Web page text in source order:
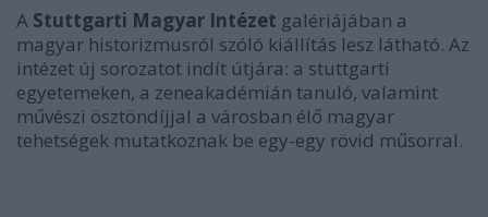
A Stuttgarti Magyar Intézet galériájában a
magyar historizmusról szóló kiállítás lesz látható. Az
intézet új sorozatot indít útjára: a stuttgarti
egyetemeken, a zeneakadémián tanuló, valamint
művészi ösztöndíjjal a városban élő magyar
tehetségek mutatkoznak be egy-egy rövid műsorral.